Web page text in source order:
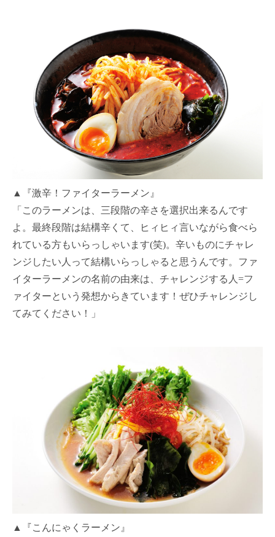
▲『激辛！ファイターラーメン』
「このラーメンは、三段階の辛さを選択出来るんです
よ。最終段階は結構辛くて、ヒィヒィ言いながら食べら
れている方もいらっしゃいます(笑)。辛いものにチャレ
ンジしたい人って結構いらっしゃると思うんです。ファ
イターラーメンの名前の由来は、チャレンジする人=フ
ァイターという発想からきています！ぜひチャレンジし
てみてください！」
▲『こんにゃくラーメン』